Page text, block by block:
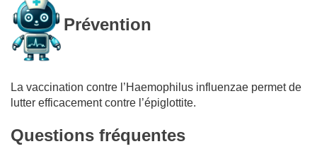
Prévention
La vaccination contre l’Haemophilus influenzae permet de
lutter efficacement contre l’épiglottite.
Questions fréquentes